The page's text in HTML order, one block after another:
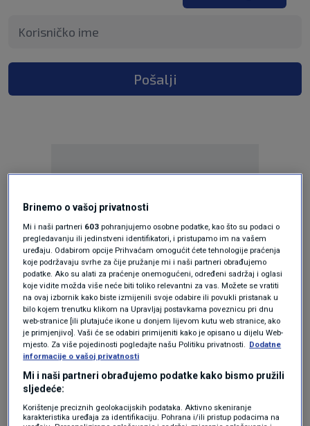
Pošalji
Oglas
Oglas
Brinemo o vašoj privatnosti
Mi i naši partneri 603 pohranjujemo osobne podatke, kao što su podaci o
pregledavanju ili jedinstveni identifikatori, i pristupamo im na vašem
uređaju. Odabirom opcije Prihvaćam omogućit ćete tehnologije praćenja
koje podržavaju svrhe za čije pružanje mi i naši partneri obrađujemo
podatke. Ako su alati za praćenje onemogućeni, određeni sadržaj i oglasi
koje vidite možda više neće biti toliko relevantni za vas. Možete se vratiti
na ovaj izbornik kako biste izmijenili svoje odabire ili povukli pristanak u
bilo kojem trenutku klikom na Upravljaj postavkama poveznicu pri dnu
web-stranice [ili plutajuće ikone u donjem lijevom kutu web stranice, ako
je primjenjivo]. Vaši će se odabiri primijeniti kako je opisano u dijelu Web-
mjesto. Za više pojedinosti pogledajte našu Politiku privatnosti.
Dodatne
informacije o vašoj privatnosti
Mi i naši partneri obrađujemo podatke kako bismo pružili
sljedeće:
Korištenje preciznih geolokacijskih podataka. Aktivno skeniranje
karakteristika uređaja za identifikaciju. Pohrana i/ili pristup podacima na